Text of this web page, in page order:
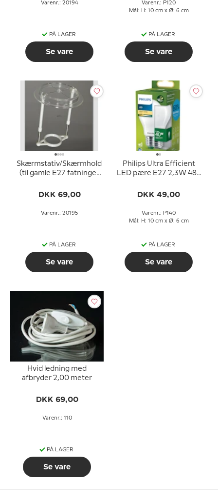
Varenr.: 20194
PÅ LAGER
Se vare
Varenr.: P120
Mål: H: 10 cm x Ø: 6 cm
PÅ LAGER
Se vare
Skærmstativ/Skærmholder
(til gamle E27 fatninger
ø34 mm)
DKK 69,00
Varenr.: 20195
PÅ LAGER
Se vare
Philips Ultra Efficient
LED pære E27 2,3W 485
Varm Hvidt Lys 2700k
DKK 49,00
Varenr.: P140
Mål: H: 10 cm x Ø: 6 cm
PÅ LAGER
Se vare
Hvid ledning med
afbryder 2,00 meter
DKK 69,00
Varenr.: 110
PÅ LAGER
Se vare